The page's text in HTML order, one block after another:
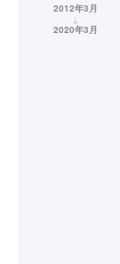
2012年3月
↓
2020年3月